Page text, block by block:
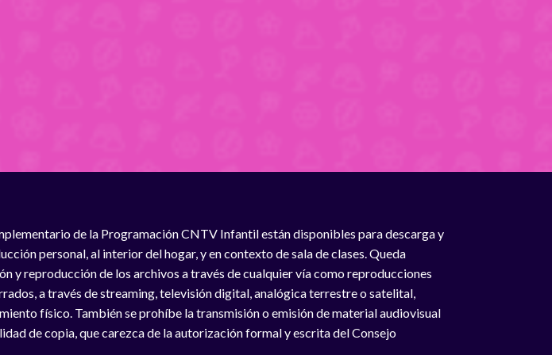
de la Programación CNTV Infantil están disponibles para descarga y
personal, al interior del hogar, y en contexto de sala de clases. Queda
y reproducción de los archivos a través de cualquier vía como reproducciones
a través de streaming, televisión digital, analógica terrestre o satelital,
físico. También se prohíbe la transmisión o emisión de material audiovisual
de copia, que carezca de la autorización formal y escrita del Consejo